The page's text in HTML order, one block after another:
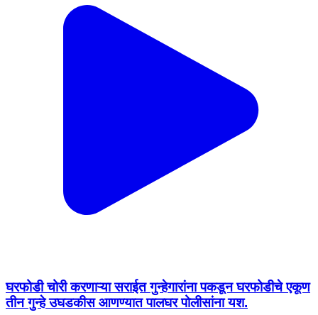
घरफोडी चोरी करणाऱ्या सराईत गुन्हेगारांना पकडून घरफोडीचे एकूण
तीन गुन्हे उघडकीस आणण्यात पालघर पोलीसांना यश.